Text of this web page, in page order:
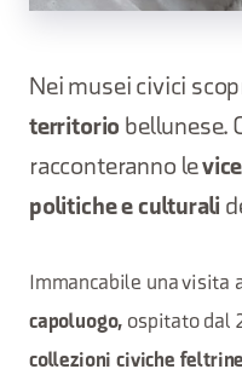
Nei musei civici
territorio bellunese.
racconteranno le
politiche e culturali
Immancabile una visita
capoluogo, ospitato dal
collezioni civiche